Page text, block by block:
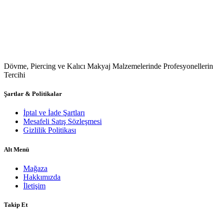
Dövme, Piercing ve Kalıcı Makyaj Malzemelerinde Profesyonellerin
Tercihi
Şartlar & Politikalar
İptal ve İade Şartları
Mesafeli Satış Sözleşmesi
Gizlilik Politikası
Alt Menü
Mağaza
Hakkımızda
İletişim
Takip Et